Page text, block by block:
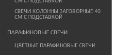
СВЕЧИ КОЛОННЫ ЗАГОВОРНЫЕ 40
СМ С ПОДСТАВКОЙ
ПАРАФИНОВЫЕ СВЕЧИ
ЦВЕТНЫЕ ПАРАФИНОВЫЕ СВЕЧИ